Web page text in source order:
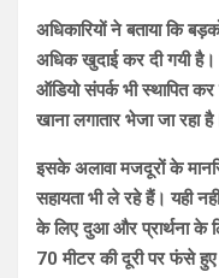
अधिकारियों ने बताया कि
अधिक खुदाई कर दी गयी
ऑडियो संपर्क भी स्थापित
खाना लगातार भेजा जा रहा
इसके अलावा मजदूरों के
सहायता भी ले रहे हैं। यही
के लिए दुआ और प्रार्थना के
70 मीटर की दूरी पर फंसे